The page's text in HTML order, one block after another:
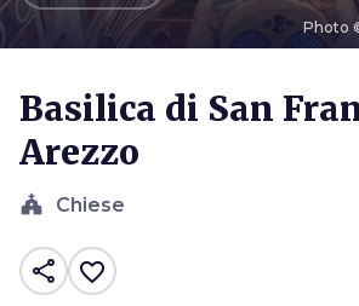
Photo
Basilica di San
Arezzo
church Chiese
share favorite_border